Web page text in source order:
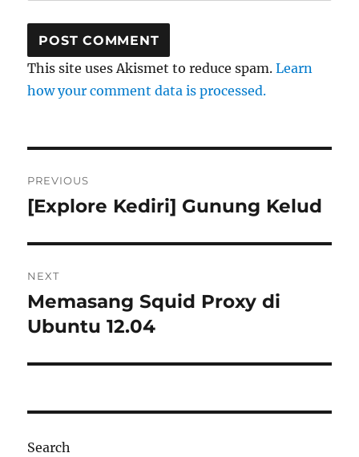
This site uses Akismet to reduce spam.Learn
how your comment data is processed.
navigation
PREVIOUS
Previous
[Explore Kediri] Gunung Kelud
NEXT
Next
post:
Memasang Squid Proxy di
Ubuntu 12.04
Search